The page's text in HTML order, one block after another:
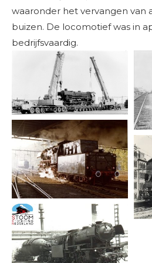
waaronder het vervangen van
buizen. De locomotief was in
bedrijfsvaardig.